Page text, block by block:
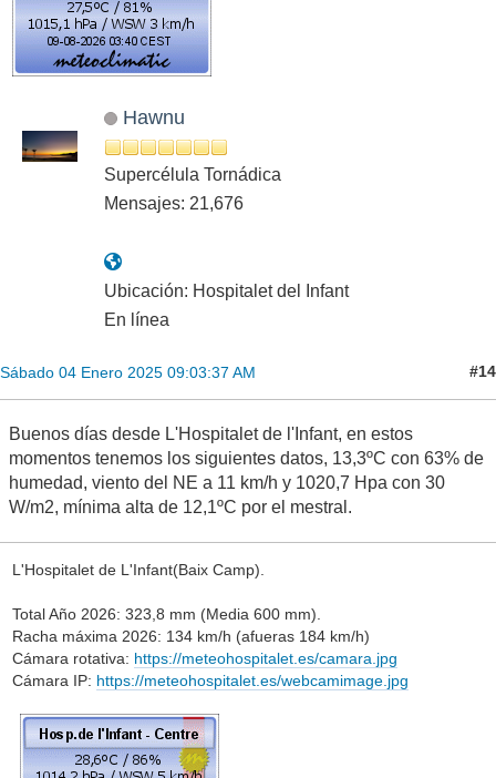
Hawnu
Supercélula Tornádica
Mensajes: 21,676
Ubicación: Hospitalet del Infant
En línea
Sábado 04 Enero 2025 09:03:37 AM #14
Buenos días desde L'Hospitalet de l'Infant, en estos
momentos tenemos los siguientes datos, 13,3ºC con 63% de
humedad, viento del NE a 11 km/h y 1020,7 Hpa con 30
W/m2, mínima alta de 12,1ºC por el mestral.
L'Hospitalet de L'Infant(Baix Camp).
Total Año 2026: 323,8 mm (Media 600 mm).
Racha máxima 2026: 134 km/h (afueras 184 km/h)
Cámara rotativa: https://meteohospitalet.es/camara.jpg
Cámara IP: https://meteohospitalet.es/webcamimage.jpg